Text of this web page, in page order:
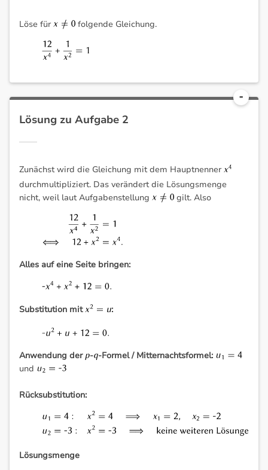
Löse für folgende Gleichung.
Lösung zu Aufgabe 2
Zunächst wird die Gleichung mit dem Hauptnenner
durchmultipliziert. Das verändert die Lösungsmenge
nicht, weil laut Aufgabenstellung
gilt. Also
Alles auf eine Seite bringen:
Substitution mit :
Anwendung der - -Formel / Mitternachtsformel:
und
Rücksubstitution:
Lösungsmenge